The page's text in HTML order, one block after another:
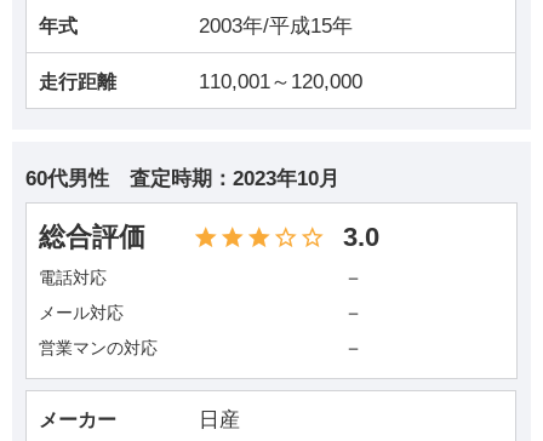
年式 2003年/平成15年
走行距離 110,001～120,000
60代男性 査定時期： 2023年10月
総合評価 3.0
電話対応 －
メール対応 －
営業マンの対応 －
メーカー 日産